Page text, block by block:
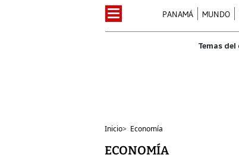
PANAMÁ MUNDO
Inicio> Economía
ECONOMÍA